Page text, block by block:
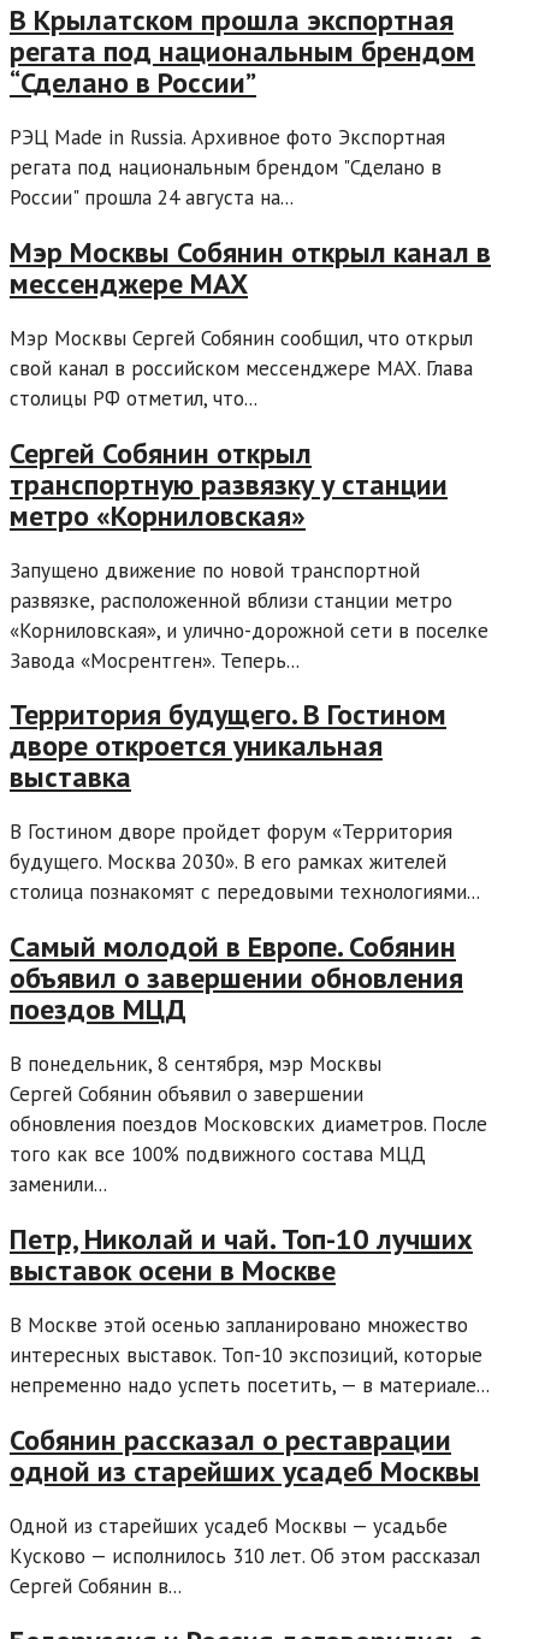
В Крылатском прошла экспортная
регата под национальным брендом
“Сделано в России”
РЭЦ Made in Russia. Архивное фото Экспортная
регата под национальным брендом "Сделано в
России" прошла 24 августа на...
Мэр Москвы Собянин открыл канал в
мессенджере MAX
Мэр Москвы Сергей Собянин сообщил, что открыл
свой канал в российском мессенджере MAX. Глава
столицы РФ отметил, что...
Сергей Собянин открыл
транспортную развязку у станции
метро «Корниловская»
Запущено движение по новой транспортной
развязке, расположенной вблизи станции метро
«Корниловская», и улично-дорожной сети в поселке
Завода «Мосрентген». Теперь...
Территория будущего. В Гостином
дворе откроется уникальная
выставка
​В Гостином дворе пройдет форум «Территория
будущего. Москва 2030». В его рамках жителей
столица познакомят с передовыми технологиями...
Самый молодой в Европе. Собянин
объявил о завершении обновления
поездов МЦД
В понедельник, 8 сентября, мэр Москвы
Сергей Собянин объявил о завершении
обновления поездов Московских диаметров. После
того как все 100% подвижного состава МЦД
заменили...
Петр, Николай и чай. Топ-10 лучших
выставок осени в Москве
В Москве этой осенью запланировано множество
интересных выставок. Топ-10 экспозиций, которые
непременно надо успеть посетить, — в материале...
Собянин рассказал о реставрации
одной из старейших усадеб Москвы
Одной из старейших усадеб Москвы — усадьбе
Кусково — исполнилось 310 лет. Об этом рассказал
Сергей Собянин в...